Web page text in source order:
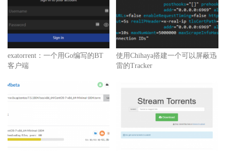
exatorrent：一个用Go编写的BT
客户端
使用Chihaya搭建一个可以屏蔽迅
雷的Tracker